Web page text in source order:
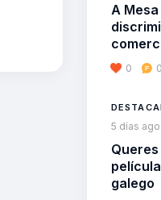
A
0 0
5 días ago
galego